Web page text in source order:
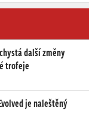
další změny
trofeje
je naleštěný